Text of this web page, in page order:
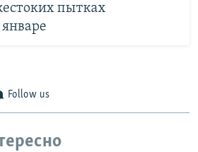
пытках
Follow us